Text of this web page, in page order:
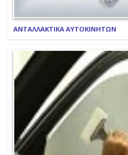
ΑΝΤΑΛΛΑΚΤΙΚΑ ΑΥΤΟΚΙΝΗΤΩΝ